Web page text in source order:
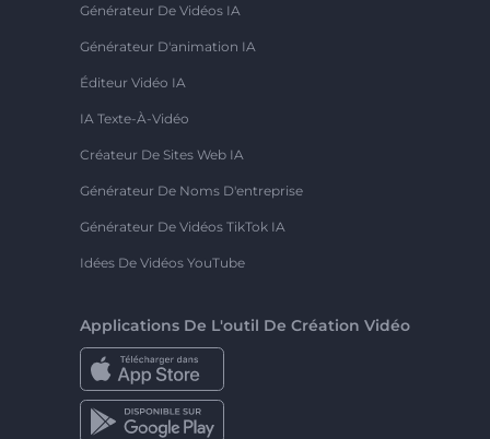
Générateur De Vidéos IA
Générateur D'animation IA
Éditeur Vidéo IA
IA Texte-À-Vidéo
Créateur De Sites Web IA
Générateur De Noms D'entreprise
Générateur De Vidéos TikTok IA
Idées De Vidéos YouTube
Applications De L'outil De Création Vidéo